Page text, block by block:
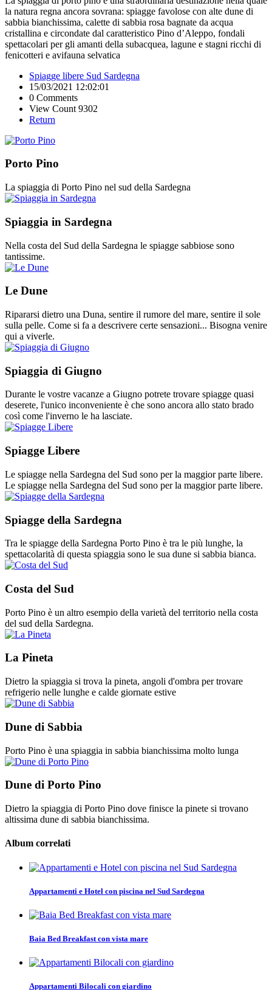
la natura regna ancora sovrana: spiagge favolose con alte dune di
sabbia bianchissima, calette di sabbia rosa bagnate da acqua
cristallina e circondate dal caratteristico Pino d’Aleppo, fondali
spettacolari per gli amanti della subacquea, lagune e stagni ricchi di
fenicotteri e avifauna selvatica
Spiagge libere Sud Sardegna
15/03/2021 12:02:01
0 Comments
View Count 9302
Return
Porto Pino
La spiaggia di Porto Pino nel sud della Sardegna
Spiaggia in Sardegna
Nella costa del Sud della Sardegna le spiagge sabbiose sono
tantissime.
Le Dune
Ripararsi dietro una Duna, sentire il rumore del mare, sentire il sole
sulla pelle. Come si fa a descrivere certe sensazioni... Bisogna venire
qui a viverle.
Spiaggia di Giugno
Durante le vostre vacanze a Giugno potrete trovare spiagge quasi
deserete, l'unico inconveniente è che sono ancora allo stato brado
così come l'inverno le ha lasciate.
Spiagge Libere
Le spiagge nella Sardegna del Sud sono per la maggior parte libere.
Le spiagge nella Sardegna del Sud sono per la maggior parte libere.
Spiagge della Sardegna
Tra le spiagge della Sardegna Porto Pino è tra le più lunghe, la
spettacolarità di questa spiaggia sono le sua dune si sabbia bianca.
Costa del Sud
Porto Pino è un altro esempio della varietà del territorio nella costa
del sud della Sardegna.
La Pineta
Dietro la spiaggia si trova la pineta, angoli d'ombra per trovare
refrigerio nelle lunghe e calde giornate estive
Dune di Sabbia
Porto Pino è una spiaggia in sabbia bianchissima molto lunga
Dune di Porto Pino
Dietro la spiaggia di Porto Pino dove finisce la pinete si trovano
altissima dune di sabbia bianchissima.
Album correlati
Appartamenti e Hotel con piscina nel Sud Sardegna
Baia Bed Breakfast con vista mare
Appartamenti Bilocali con giardino